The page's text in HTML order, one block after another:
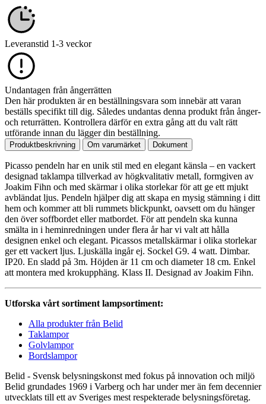
Leveranstid 1-3 veckor
Undantagen från ångerrätten
Den här produkten är en beställningsvara som innebär att varan
beställs specifikt till dig. Således undantas denna produkt från ånger-
och returrätten. Kontrollera därför en extra gång att du valt rätt
utförande innan du lägger din beställning.
Produktbeskrivning Om varumärket Dokument
Picasso pendeln har en unik stil med en elegant känsla – en vackert
designad taklampa tillverkad av högkvalitativ metall, formgiven av
Joakim Fihn och med skärmar i olika storlekar för att ge ett mjukt
avbländat ljus. Pendeln hjälper dig att skapa en mysig stämning i ditt
hem och kommer att bli rummets blickpunkt, oavsett om du hänger
den över soffbordet eller matbordet. För att pendeln ska kunna
smälta in i heminredningen under flera år har vi valt att hålla
designen enkel och elegant. Picassos metallskärmar i olika storlekar
ger ett vackert ljus. Ljuskälla ingår ej. Sockel G9. 4 watt. Dimbar.
IP20. En sladd på 3m. Höjden är 11 cm och diameter 18 cm. Enkel
att montera med krokupphäng. Klass II. Designad av Joakim Fihn.
Utforska vårt sortiment lampsortiment:
Alla produkter från Belid
Taklampor
Golvlampor
Bordslampor
Belid - Svensk belysningskonst med fokus på innovation och miljö
Belid grundades 1969 i Varberg och har under mer än fem decennier
utvecklats till ett av Sveriges mest respekterade belysningsföretag.